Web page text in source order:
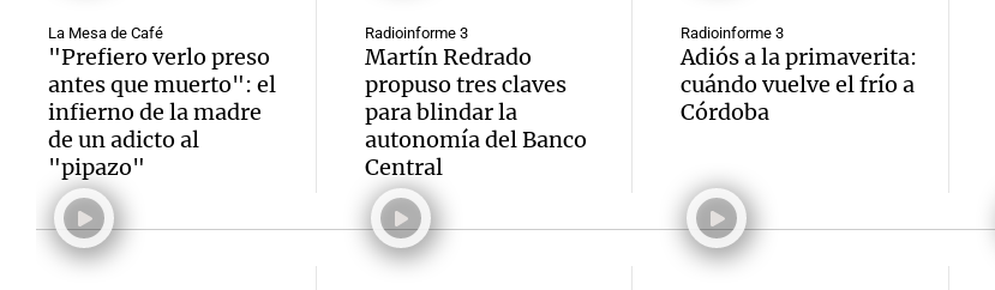
La Mesa de Café
"Prefiero verlo preso
antes que muerto": el
infierno de la madre
de un adicto al
"pipazo"
Radioinforme 3
Martín Redrado
propuso tres claves
para blindar la
autonomía del Banco
Central
Radioinforme 3
Adiós a la primaverita:
cuándo vuelve el frío a
Córdoba